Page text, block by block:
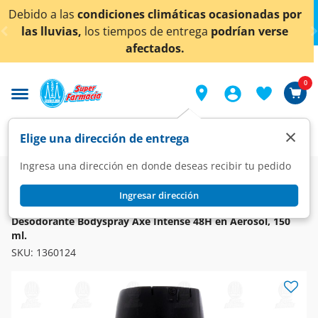
< div class="carousel-inner">
ocasionadas por
podrían verse
¡Ahora también en
conocer
Elige una dirección de entrega
Ingresa una dirección en donde deseas recibir tu pedido
Ingresar dirección
×
0
Super Higiene y Belleza
Higiene y Cuidado Corporal
Desodorantes y Antitranspirantes
AXE
Desodorante Bodyspray Axe Intense 48H en Aerosol, 150
ml.
SKU: 1360124